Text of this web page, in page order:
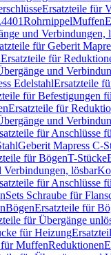
Ersatzteile für
RohrnippelMuffen
und Verbindungen,
für Geberit
Ersatzteile für
und
EdelstahlErsatzteile
für Befestigungen
Ersatzteile für
und
für Anschlüsse
Geberit Mapress C-
für BögenT-Stücke
Verbindungen, lösbar
für Anschlüsse
Sets Schraube für
BögenErsatzteile für
für Übergänge
für Heizung
MuffenReduktionen